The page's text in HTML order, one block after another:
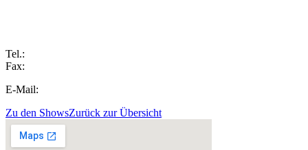
Tel.:
Fax:
E-Mail:
Zu den ShowsZurück zur Übersicht